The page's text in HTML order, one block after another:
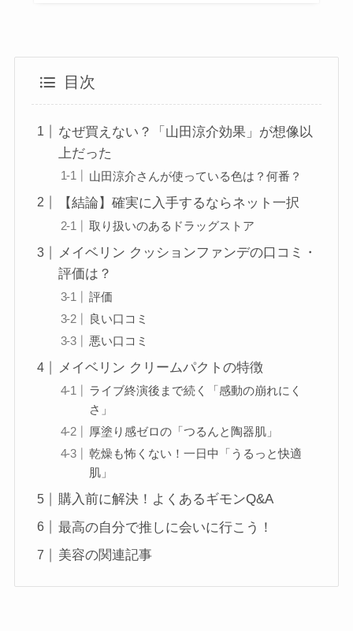
目次
なぜ買えない？「山田涼介効果」が想像以
上だった
山田涼介さんが使っている色は？何番？
【結論】確実に入手するならネット一択
取り扱いのあるドラッグストア
メイベリン クッションファンデの口コミ・
評価は？
評価
良い口コミ
悪い口コミ
メイベリン クリームパクトの特徴
ライブ終演後まで続く「感動の崩れにく
さ」
厚塗り感ゼロの「つるんと陶器肌」
乾燥も怖くない！一日中「うるっと快適
肌」
購入前に解決！よくあるギモンQ&A
最高の自分で推しに会いに行こう！
美容の関連記事